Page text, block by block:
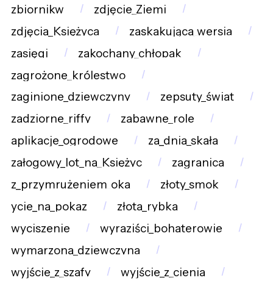
zbiornikw
zdjęcie_Ziemi
zdjęcia_Księżyca
zaskakująca_wersja
zasięgi
zakochany_chłopak
zagrożone_królestwo
zaginione_dziewczyny
zepsuty_świat
zadziorne_riffy
zabawne_role
aplikacje_ogrodowe
za_dnia_skała
załogowy_lot_na_Księżyc
zagranica
z_przymrużeniem_oka
złoty_smok
ycie_na_pokaz
złota_rybka
wyciszenie
wyraziści_bohaterowie
wymarzona_dziewczyna
wyjście_z_szafy
wyjście_z_cienia